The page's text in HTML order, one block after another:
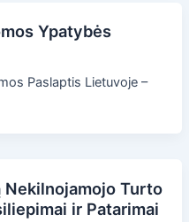
Ypatybės
Paslaptis Lietuvoje –
Nekilnojamojo Turto
ir Patarimai